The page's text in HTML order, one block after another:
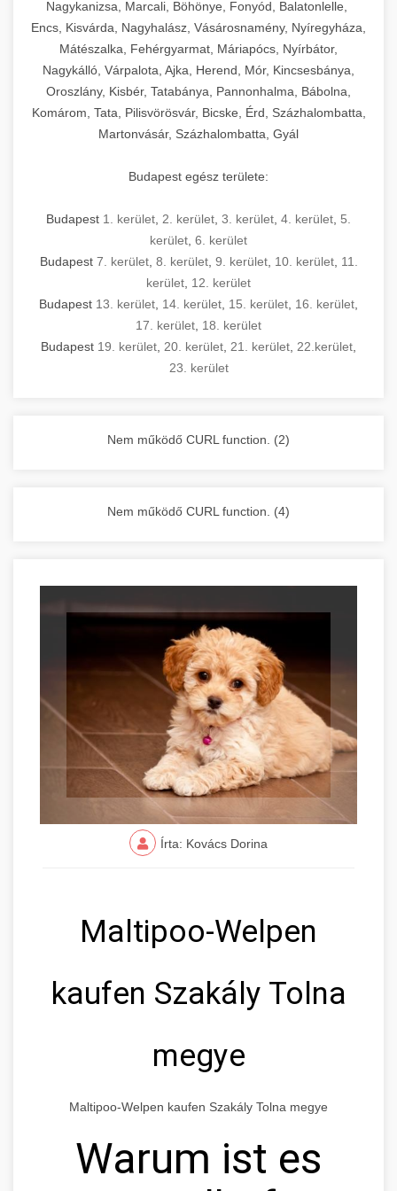
Ipari sütők és gőzpárolók katalógusa -
chef-iparikonyhagepek.hu
berendezések
használatot, miközben megfelel az összes
higiéniai előírásnak.
Ipari hűtőberendezések széles
választéka - chef-iparikonyhagepek.hu
kereskedelmi hűtőegység és hűtőkamra rendszerek
hőmérsékletet és vízminőséget figyelő
rendszerekkel, valamint energiatakarékos
technológiával rendelkeznek. A rozsdamentes
acél konstrukció és a könnyen hozzáférhető
karbantartási pontok biztosítják a hosszú
élettartamot és az egyszerű üzemeltetést.
Ipari mosogatógépek teljes kínálata -
kereskedelmi mosogatógép és tisztítóberendezések
tisztíthatók, szétszerelhetők és karbantarthatók,
megfelelnek az összes élelmiszer-biztonsági
előírásnak. Különböző teljesítményű modellek
állnak rendelkezésre asztali és állványos
kivitelben, az egyedi igények és a
feldolgozandó mennyiségek függvényében.
Biztonságos kezelést biztosító védőburkolatok
számára.
Sajtreszelő gépek szakmai választéka -
chef-iparikonyhagepek.hu
kereskedelmi sajtreszelő és aprítógépek
berendezést magában foglal, amely szükséges
egy modern, hatékonyan működő
kereskedelmi konyha komplett felszereléséhez
és működtetéséhez. Az alapvető
főzőberendezésektől (tűzhelyek, sütők,
grillsütők, frittőzök) kezdve a speciális
feldolgozógépeken (szeletelők, aprítók,
kiegészítő eszközökig mindent egy helyen
megtalál. Szakértő tanácsadóink segítenek a
megfelelő berendezések kiválasztásában, a
konyha optimális elrendezésének
megtervezésében, valamint a telepítés és az
üzembe helyezés koordinálásában. Hosszú távú
garancia, gyors szerviz és folyamatos műszaki
támogatás biztosítja az Ön nyugalmát és
Nagykonyhai berendezések komplett
Nagykanizsa, Marcali, Böhönye, Fonyód, Balatonlelle,
Encs, Kisvárda, Nagyhalász, Vásárosnamény, Nyíregyháza,
Mátészalka, Fehérgyarmat, Máriapócs, Nyírbátor,
Nagykálló, Várpalota, Ajka, Herend, Mór, Kincsesbánya,
Oroszlány, Kisbér, Tatabánya, Pannonhalma, Bábolna,
Komárom, Tata, Pilisvörösvár, Bicske, Érd, Százhalombatta,
Martonvásár, Százhalombatta, Gyál
Budapest egész területe:
Budapest 1. kerület 2. kerület 3. kerület 4. kerület 5.
kerület 6. kerület
Budapest 7. kerület, 8. kerület, 9. kerület, 10. kerület, 11.
kerület 12. kerület
Budapest 13. kerület 14. kerület 15. kerület 16. kerület
17. kerület 18. kerület
Budapest 19. kerület 20. kerület 21. kerület 22.kerület
23. kerület
Nem működő CURL function. (2)
Nem működő CURL function. (4)
Írta: Kovács Dorina
Maltipoo-Welpen
kaufen Szakály Tolna
megye
Maltipoo-Welpen kaufen Szakály Tolna megye
Warum ist es